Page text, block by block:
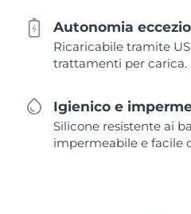
Autonomia
Ricaricabile tramite
trattamenti per carica.
Igienico e
Silicone resistente ai
impermeabile e facile